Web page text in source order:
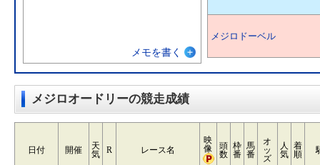
メモを書く
メジロドーベル
メジロオードリーの競走成績
日付 開催
天
気
R レース名
映
像
頭
数
枠
番
馬
番
オ
ッ
ズ
人
気
着
順